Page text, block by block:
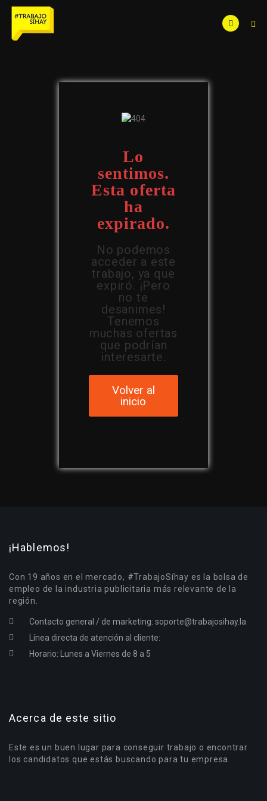
Lo
sentimos.
Esta oferta
ha
expirado.
No podemos
acceder a este
trabajo, ya que
expiró. ¡Pero
no te
desanimes!
Tenemos
muchas ofertas
que podrían
interesarte.
Volver al
inicio
¡Hablemos!
Con 19 años en el mercado, #TrabajoSíhay es la bolsa de
empleo de la industria publicitaria más relevante de la
región.
Contacto general / de marketing: soporte@trabajosihay.la
Línea directa de atención al cliente:
Horario: Lunes a Viernes de 8 a 5
Acerca de este sitio
Este es un buen lugar para conseguir trabajo o encontrar
los candidatos que estás buscando para tu empresa.